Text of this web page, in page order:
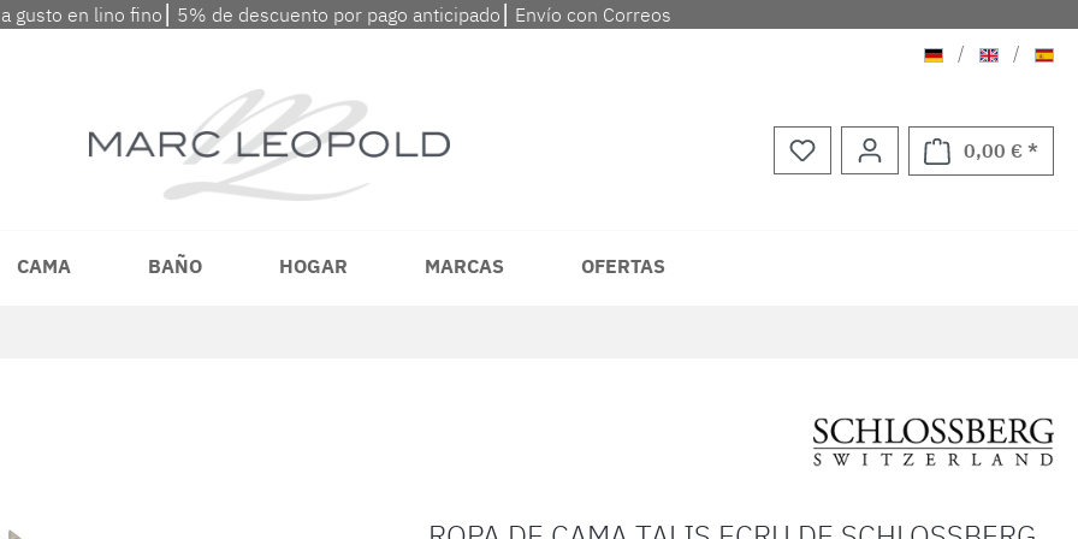
gusto en lino fino⎮ 5% de descuento por pago anticipado⎮ Envío con Correos
Aleman
/ Ingles/
0,00 € *
CAMA BAÑO HOGAR MARCAS OFERTAS